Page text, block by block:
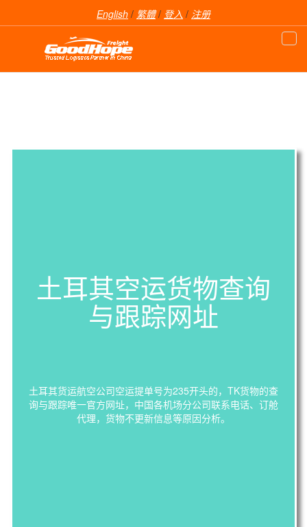
English / 繁體/ 登入 / 注册
土耳其空运货物查询
与跟踪网址
土耳其货运航空公司空运提单号为235开头的，TK货物的查
询与跟踪唯一官方网址，中国各机场分公司联系电话、订舱
代理，货物不更新信息等原因分析。